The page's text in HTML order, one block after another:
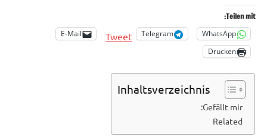
Teilen mit:
WhatsApp
Telegram
Tweet
E-Mail
Drucken
Inhaltsverzeichnis
Gefällt mir:
Related